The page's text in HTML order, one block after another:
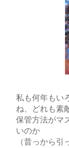
私も何年もい
ね、どれも素
保管方法がマ
いのか
（昔っから